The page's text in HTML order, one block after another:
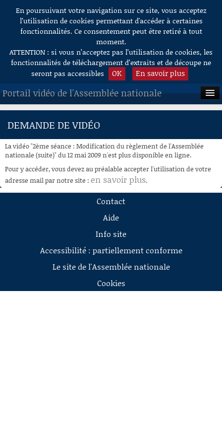
Aller au contenu
En poursuivant votre navigation sur ce site, vous acceptez
l’utilisation de cookies permettant d'accéder à certaines
fonctionnalités. Ce consentement peut être retiré à tout
moment.
ATTENTION : si vous n’acceptez pas l’utilisation de cookies, les
fonctionnalités de téléchargement d’extraits et de découpe ne
seront pas accessibles
OK En savoir plus
Portail vidéo de l'Assemblée nationale
ACCUEIL
À LA DEMANDE
RECHERCHE
AIDE À LA DÉCOUPE
DEMANDE DE VIDÉO
La vidéo "2ème séance : Modification du règlement de l'Assemblée
nationale (suite)" du 12 mai 2009 n'est plus disponible en ligne.
Pour y accéder, vous devez au préalable accepter l'utilisation de votre
adresse mail par notre site : en savoir plus.
Contact
Aide
Info site
Accessibilité : partiellement conforme
Le site de l'Assemblée nationale
Cookies